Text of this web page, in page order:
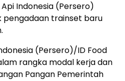
Api Indonesia (Persero)
pengadaan trainset baru
(Persero)/ID Food
rangka modal kerja dan
Pangan Pemerintah